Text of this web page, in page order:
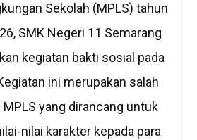
Sekolah (MPLS) tahun
SMK Negeri 11 Semarang
kegiatan bakti sosial pada
ini merupakan salah
yang dirancang untuk
nilai karakter kepada para